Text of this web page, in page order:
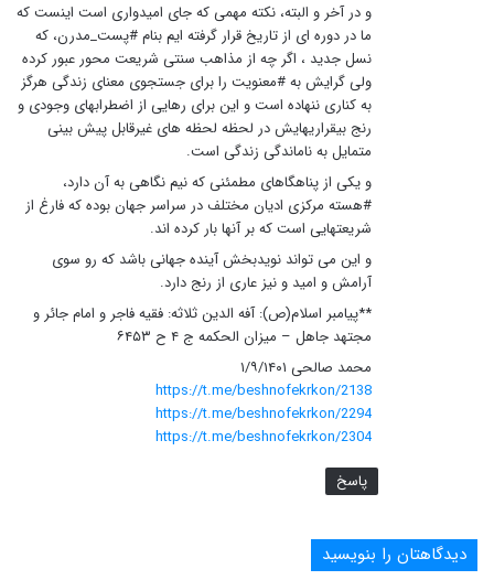
و در آخر و البته، نکته مهمی که جای امیدواری است اینست که
ما در دوره ای از تاریخ قرار گرفته ایم بنام #پست_مدرن، که
نسل جدید ، اگر چه از مذاهب سنتی شریعت محور عبور کرده
ولی گرایش به #معنویت را برای جستجوی معنای زندگی هرگز
به کناری ننهاده است و این برای رهایی از اضطرابهای وجودی و
رنج بیقراریهایش در لحظه لحظه های غیرقابل پیش بینی
متمایل به ناماندگی زندگی است.
و یکی از پناهگاهای مطمئنی که نیم نگاهی به آن دارد،
#هسته مرکزی ادیان مختلف در سراسر جهان بوده که فارغ از
شریعتهایی است که بر آنها بار کرده اند.
و این می تواند نویدبخش آینده جهانی باشد که رو سوی
آرامش و امید و نیز عاری از رنج دارد.
**پیامبر اسلام(ص): آفه الدین ثلاثه: فقیه فاجر و امام جائر و
مجتهد جاهل – میزان الحکمه ج ۴ ح ۶۴۵۳
محمد صالحی ۱/۹/۱۴۰۱
https://t.me/beshnofekrkon/2138
https://t.me/beshnofekrkon/2294
https://t.me/beshnofekrkon/2304
پاسخ
دیدگاهتان را بنویسید